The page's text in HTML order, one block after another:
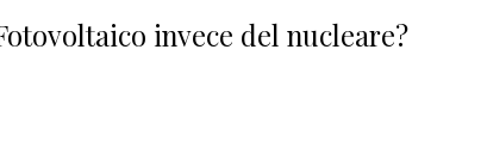
invece del nucleare?